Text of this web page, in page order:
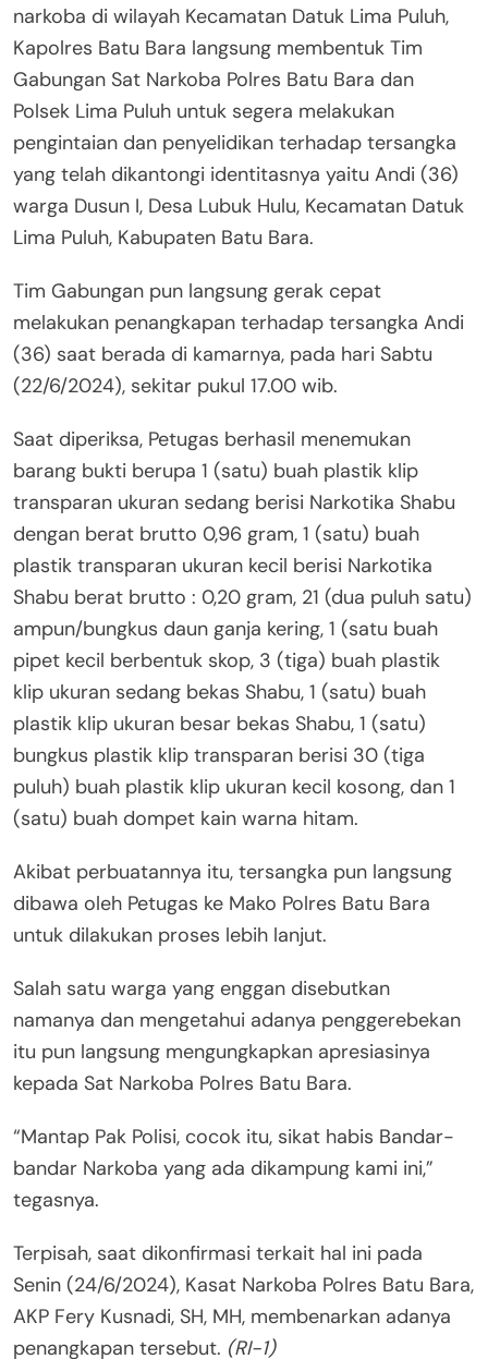
narkoba di wilayah Kecamatan Datuk Lima Puluh,
Kapolres Batu Bara langsung membentuk Tim
Gabungan Sat Narkoba Polres Batu Bara dan
Polsek Lima Puluh untuk segera melakukan
pengintaian dan penyelidikan terhadap tersangka
yang telah dikantongi identitasnya yaitu Andi (36)
warga Dusun I, Desa Lubuk Hulu, Kecamatan Datuk
Lima Puluh, Kabupaten Batu Bara.
Tim Gabungan pun langsung gerak cepat
melakukan penangkapan terhadap tersangka Andi
(36) saat berada di kamarnya, pada hari Sabtu
(22/6/2024), sekitar pukul 17.00 wib.
Saat diperiksa, Petugas berhasil menemukan
barang bukti berupa 1 (satu) buah plastik klip
transparan ukuran sedang berisi Narkotika Shabu
dengan berat brutto 0,96 gram, 1 (satu) buah
plastik transparan ukuran kecil berisi Narkotika
Shabu berat brutto : 0,20 gram, 21 (dua puluh satu)
ampun/bungkus daun ganja kering, 1 (satu buah
pipet kecil berbentuk skop, 3 (tiga) buah plastik
klip ukuran sedang bekas Shabu, 1 (satu) buah
plastik klip ukuran besar bekas Shabu, 1 (satu)
bungkus plastik klip transparan berisi 30 (tiga
puluh) buah plastik klip ukuran kecil kosong, dan 1
(satu) buah dompet kain warna hitam.
Akibat perbuatannya itu, tersangka pun langsung
dibawa oleh Petugas ke Mako Polres Batu Bara
untuk dilakukan proses lebih lanjut.
Salah satu warga yang enggan disebutkan
namanya dan mengetahui adanya penggerebekan
itu pun langsung mengungkapkan apresiasinya
kepada Sat Narkoba Polres Batu Bara.
“Mantap Pak Polisi, cocok itu, sikat habis Bandar-
bandar Narkoba yang ada dikampung kami ini,”
tegasnya.
Terpisah, saat dikonfirmasi terkait hal ini pada
Senin (24/6/2024), Kasat Narkoba Polres Batu Bara,
AKP Fery Kusnadi, SH, MH, membenarkan adanya
penangkapan tersebut. (RI-1)